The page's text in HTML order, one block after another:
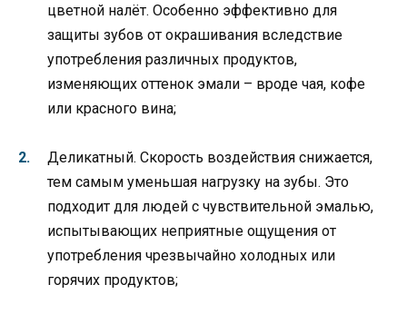
цветной налёт. Особенно эффективно для
защиты зубов от окрашивания вследствие
употребления различных продуктов,
изменяющих оттенок эмали – вроде чая, кофе
или красного вина;
Деликатный. Скорость воздействия снижается,
тем самым уменьшая нагрузку на зубы. Это
подходит для людей с чувствительной эмалью,
испытывающих неприятные ощущения от
употребления чрезвычайно холодных или
горячих продуктов;